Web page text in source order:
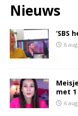
Nieuws
‘SBS
6
met
6